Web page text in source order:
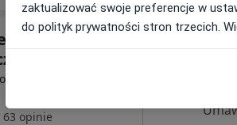
Andrzej
Flebolog
63 opinie
zaktualizować swoje preferencje w
do polityk prywatności stron trzecich.